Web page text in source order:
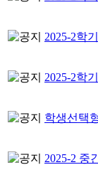
2025-2학
2025-2학
학생선택
2025-2 중